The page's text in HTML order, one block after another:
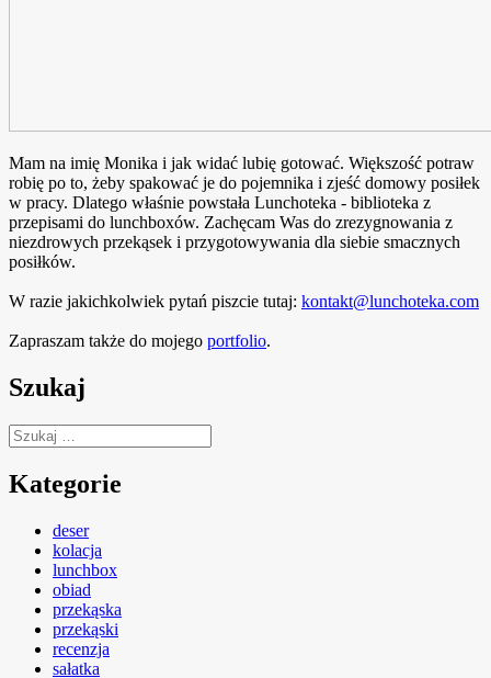
Mam na imię Monika i jak widać lubię gotować. Większość potraw
robię po to, żeby spakować je do pojemnika i zjeść domowy posiłek
w pracy. Dlatego właśnie powstała Lunchoteka - biblioteka z
przepisami do lunchboxów. Zachęcam Was do zrezygnowania z
niezdrowych przekąsek i przygotowywania dla siebie smacznych
posiłków.
W razie jakichkolwiek pytań piszcie tutaj: kontakt@lunchoteka.com
Zapraszam także do mojego portfolio.
Szukaj
Szukaj:
Kategorie
deser
kolacja
lunchbox
obiad
przekąska
przekąski
recenzja
sałatka